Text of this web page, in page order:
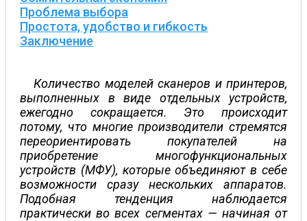
Проблема выбора
Простота, удобство и гибкость
Заключение
Количество моделей сканеров и принтеров,
выполненных в виде отдельных устройств,
ежегодно сокращается. Это происходит
потому, что многие производители стремятся
переориентировать покупателей на
приобретение многофункциональных
устройств (МФУ), которые объединяют в себе
возможности сразу нескольких аппаратов.
Подобная тенденция наблюдается
практически во всех сегментах — начиная от